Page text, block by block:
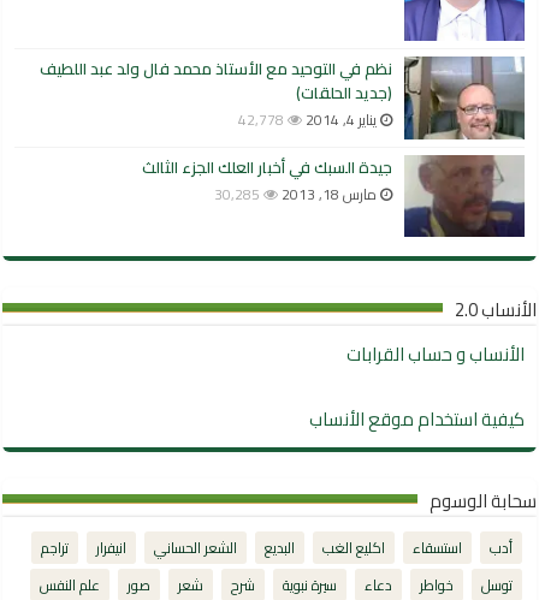
نظم في التوحيد مع الأستاذ محمد فال ولد عبد اللطيف
(جديد الحلقات)
يناير 4, 2014 42,778
جيدة السبك في أخبار العلك الجزء الثالث
مارس 18, 2013 30,285
الأنساب 2.0
الأنساب و حساب القرابات
كيفية استخدام موقع الأنساب
سحابة الوسوم
أدب استسقاء اكليع الغب البديع الشعر الحساني انيفرار
تراجم
توسل
خواطر دعاء سيرة نبوية شرح شعر صور
علم النفس